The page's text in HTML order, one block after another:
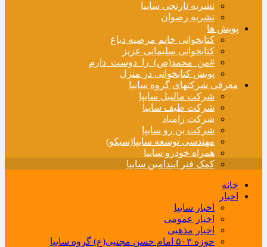
نشریه نارنجی سایپا
نشریه رضوان
پویش ها
کتابخوانی خانم مرضیه دباغ
کتابخوانی سلیمانی عزیز
#من_محمد(ص)_را_دوست_دارم
پویش کتابخوانی در منزل
معرفی شرکتهای گروه سایپا
شرکت مالیبل سایپا
شرکت طیف سایپا
شرکت زامیاد
شرکت بن رو سایپا
مهندسی توسعه سایپا(سیکو)
همراه خودرو سایپا
کمک فنر ایندامین سایپا
خانه
اخبار
اخبار سایپا
اخبار عمومی
اخبار مذهبی
حوزه ۵۰۳ امام حسن مجتبی(ع) گروه سایپا